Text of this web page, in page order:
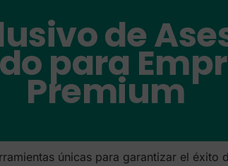
de
para
Premium
únicas para garantizar el